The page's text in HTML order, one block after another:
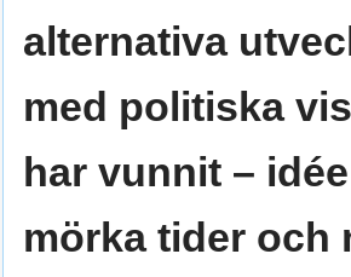
alternativa
med politiska
har vunnit –
mörka tider och